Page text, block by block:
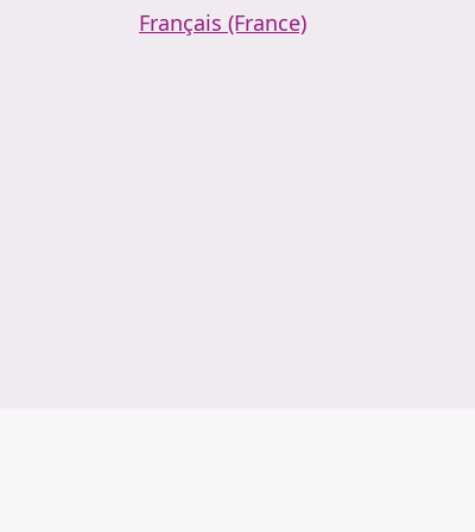
Français (France)